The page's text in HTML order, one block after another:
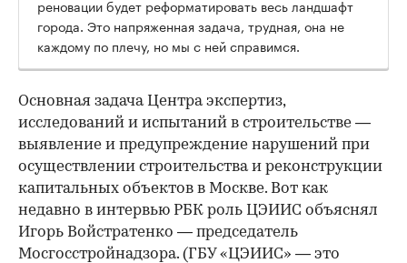
реновации будет реформатировать весь ландшафт
города. Это напряженная задача, трудная, она не
каждому по плечу, но мы с ней справимся.
Основная задача Центра экспертиз,
исследований и испытаний в строительстве —
выявление и предупреждение нарушений при
осуществлении строительства и реконструкции
капитальных объектов в Москве. Вот как
недавно в интервью РБК роль ЦЭИИС объяснял
Игорь Войстратенко — председатель
Мосгосстройнадзора. (ГБУ «ЦЭИИС» — это